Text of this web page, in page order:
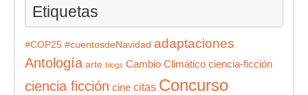
Etiquetas
#COP25 #cuentosdeNavidad adaptaciones
Antología arte blogs Cambio Climático ciencia-ficción
ciencia ficción cine citas Concurso